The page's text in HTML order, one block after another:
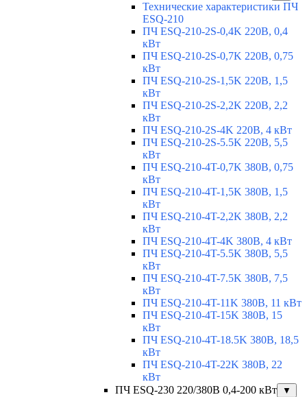
Технические характеристики ПЧ
ESQ-210
ПЧ ESQ-210-2S-0,4K 220В, 0,4
кВт
ПЧ ESQ-210-2S-0,7K 220В, 0,75
кВт
ПЧ ESQ-210-2S-1,5K 220В, 1,5
кВт
ПЧ ESQ-210-2S-2,2K 220В, 2,2
кВт
ПЧ ESQ-210-2S-4K 220В, 4 кВт
ПЧ ESQ-210-2S-5.5K 220В, 5,5
кВт
ПЧ ESQ-210-4T-0,7K 380В, 0,75
кВт
ПЧ ESQ-210-4T-1,5K 380В, 1,5
кВт
ПЧ ESQ-210-4T-2,2K 380В, 2,2
кВт
ПЧ ESQ-210-4T-4K 380В, 4 кВт
ПЧ ESQ-210-4T-5.5K 380В, 5,5
кВт
ПЧ ESQ-210-4T-7.5K 380В, 7,5
кВт
ПЧ ESQ-210-4T-11K 380В, 11 кВт
ПЧ ESQ-210-4T-15K 380В, 15
кВт
ПЧ ESQ-210-4T-18.5K 380В, 18,5
кВт
ПЧ ESQ-210-4T-22K 380В, 22
кВт
ПЧ ESQ-230 220/380В 0,4-200 кВт
▼